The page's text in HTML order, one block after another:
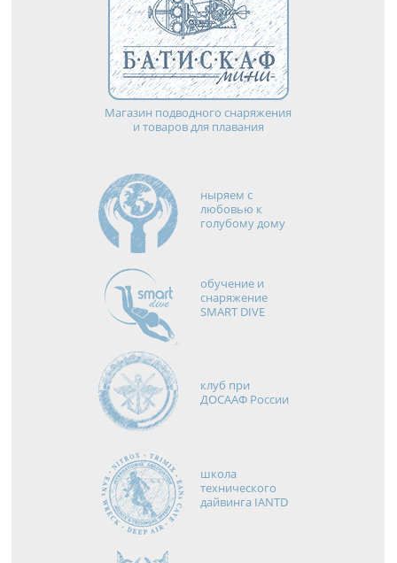
Магазин подводного снаряжения
и товаров для плавания
ныряем с
любовью к
голубому дому
обучение и
снаряжение
SMART DIVE
клуб при
ДОСААФ России
школа
технического
дайвинга IANTD